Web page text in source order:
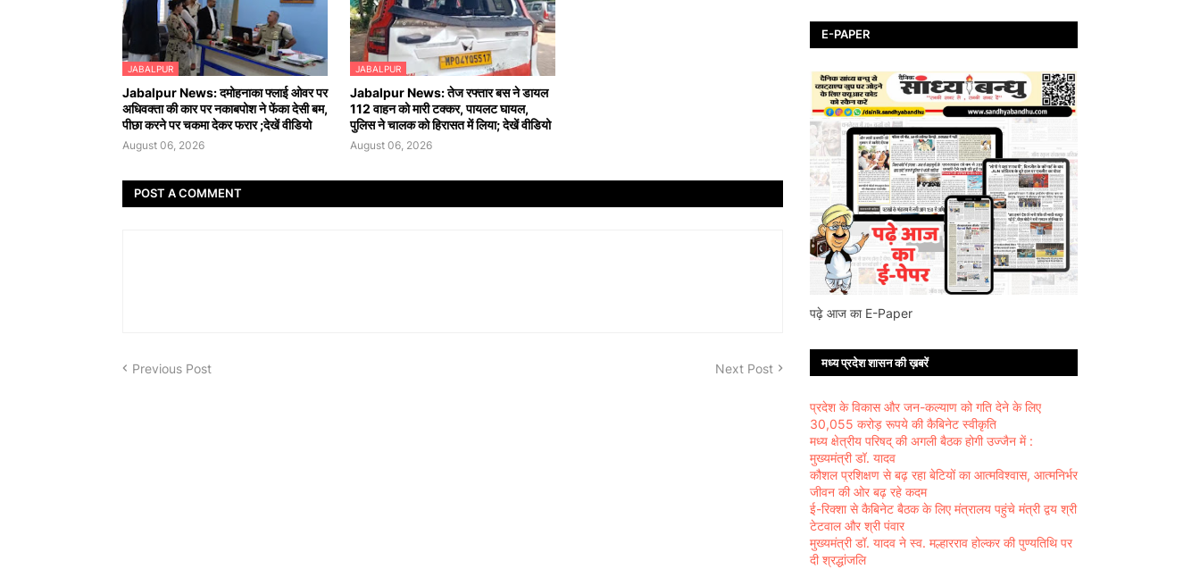
JABALPUR
Jabalpur News: दमोहनाका फ्लाई ओवर पर
अधिवक्ता की कार पर नकाबपोश ने फेंका देसी बम,
पीछा करने पर चकमा देकर फरार ;देखें वीडियो
August 06, 2026
JABALPUR
Jabalpur News: तेज रफ्तार बस ने डायल
112 वाहन को मारी टक्कर, पायलट घायल,
पुलिस ने चालक को हिरासत में लिया; देखें वीडियो
August 06, 2026
POST A COMMENT
Previous Post Next Post
E-PAPER
पढ़े आज का E-Paper
मध्य प्रदेश शासन की ख़बरें
प्रदेश के विकास और जन-कल्याण को गति देने के लिए
30,055 करोड़ रूपये की कैबिनेट स्वीकृति
मध्य क्षेत्रीय परिषद् की अगली बैठक होगी उज्जैन में :
मुख्यमंत्री डॉ. यादव
कौशल प्रशिक्षण से बढ़ रहा बेटियों का आत्मविश्वास, आत्मनिर्भर
जीवन की ओर बढ़ रहे कदम
ई-रिक्शा से कैबिनेट बैठक के लिए मंत्रालय पहुंचे मंत्री द्वय श्री
टेटवाल और श्री पंवार
मुख्यमंत्री डॉ. यादव ने स्व. मल्हारराव होल्कर की पुण्यतिथि पर
दी श्रद्धांजलि